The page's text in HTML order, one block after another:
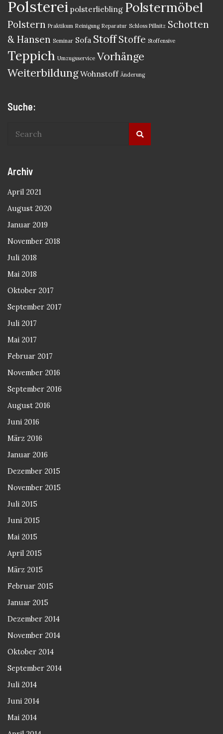
Polsterei polsterliebling Polstermöbel
Polstern Praktikum Reinigung Reparatur Schloss Pillnitz Schotten
& Hansen Seminar Sofa Stoff Stoffe Stoffensive
Teppich Umzugsservice Vorhänge
Weiterbildung Wohnstoff Änderung
Suche:
Archiv
April 2021
August 2020
Januar 2019
November 2018
Juli 2018
Mai 2018
Oktober 2017
September 2017
Juli 2017
Mai 2017
Februar 2017
November 2016
September 2016
August 2016
Juni 2016
März 2016
Januar 2016
Dezember 2015
November 2015
Juli 2015
Juni 2015
Mai 2015
April 2015
März 2015
Februar 2015
Januar 2015
Dezember 2014
November 2014
Oktober 2014
September 2014
Juli 2014
Juni 2014
Mai 2014